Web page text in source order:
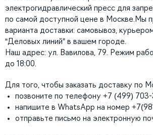
электрогидравлический пресс для
по самой доступной цене в Москве.Мы
варианта доставки: самовывоз,
“Деловых линий” в вашем городе.
Наш адрес: ул. Вавилова, 79. Режим
до 18:00.
Для того, чтобы заказать доставку по
позвоните по телефону +7 (499)
напишите в WhatsApp на номер
отправьте письмо на электронную